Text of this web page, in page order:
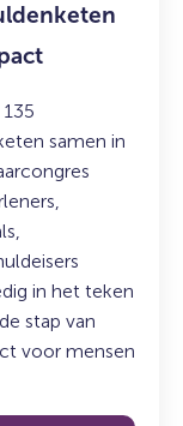
samen in
in het teken
stap van
voor mensen